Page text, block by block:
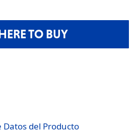
TO BUY
Datos del Producto